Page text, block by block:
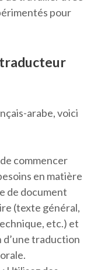
pour
arabe, voici
commencer
en matière
de document
(texte général,
etc.) et
d’une traduction